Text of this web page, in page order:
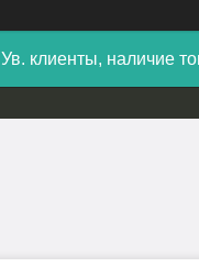
Ув. клиенты, наличие